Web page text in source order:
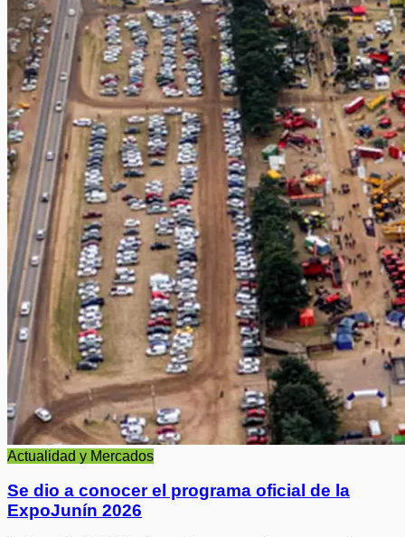
Actualidad y Mercados
Se dio a conocer el programa oficial de la
ExpoJunín 2026